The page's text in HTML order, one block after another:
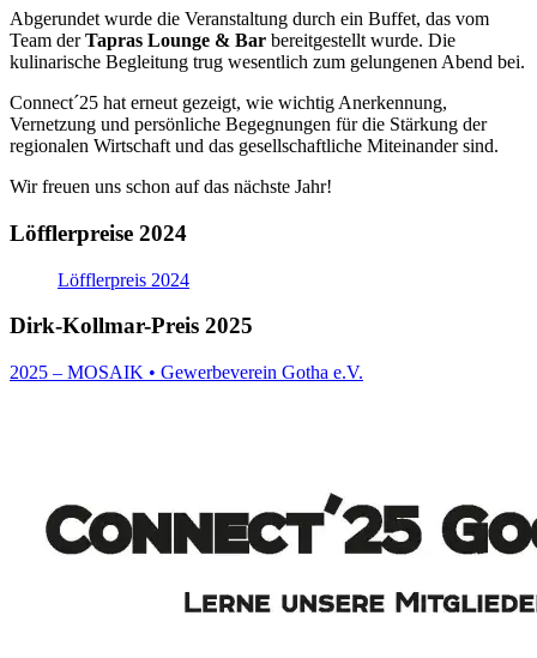
Abgerundet wurde die Veranstaltung durch ein Buffet, das vom
Team derTapras Lounge & Bar bereitgestellt wurde. Die
kulinarische Begleitung trug wesentlich zum gelungenen Abend bei.
Connect´25 hat erneut gezeigt, wie wichtig Anerkennung,
Vernetzung und persönliche Begegnungen für die Stärkung der
regionalen Wirtschaft und das gesellschaftliche Miteinander sind.
Wir freuen uns schon auf das nächste Jahr!
Löfflerpreise 2024
Löfflerpreis 2024
Dirk-Kollmar-Preis 2025
2025 – MOSAIK • Gewerbeverein Gotha e.V.